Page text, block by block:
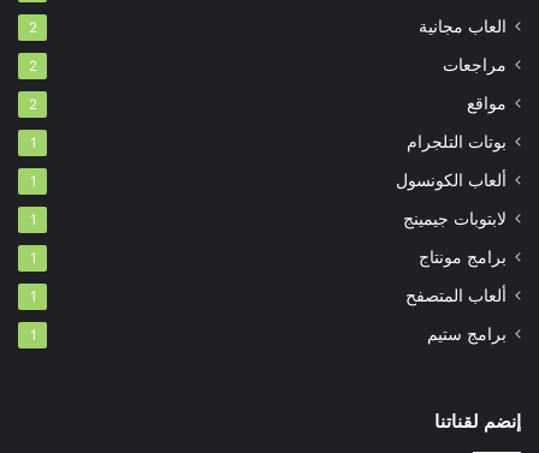
العاب مجانية 2
مراجعات 2
مواقع 2
بوتات التلجرام 1
ألعاب الكونسول 1
لابتوبات جيمينج 1
برامج مونتاج 1
ألعاب المتصفح 1
برامج ستيم 1
إنضم لقناتنا